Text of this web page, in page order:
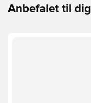
Anbefalet til dig